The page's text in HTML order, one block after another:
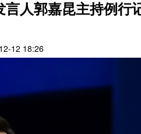
人郭嘉昆主持例行
12 18:26